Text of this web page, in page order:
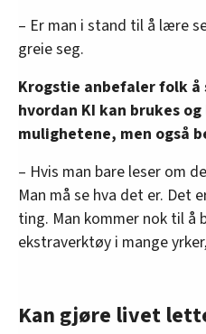
– Er man i stand til å lære
greie seg.
Krogstie anbefaler folk
hvordan KI kan brukes
mulighetene, men også
– Hvis man bare leser om
Man må se hva det er. Det
ting. Man kommer nok til å
ekstraverktøy i mange
Kan gjøre livet